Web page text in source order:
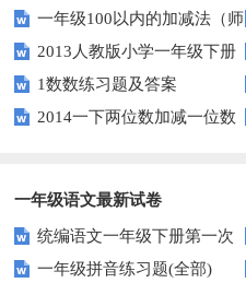
一年级100以内的加减法（师
版）2013人教版小学一年级下册
第三单元整理与复习（一）练习
题
1数数练习题及答案
2014一下两位数加减一位数
一年级语文最新试卷
统编语文一年级下册第一次
月考测试题7
一年级拼音练习题(全部)